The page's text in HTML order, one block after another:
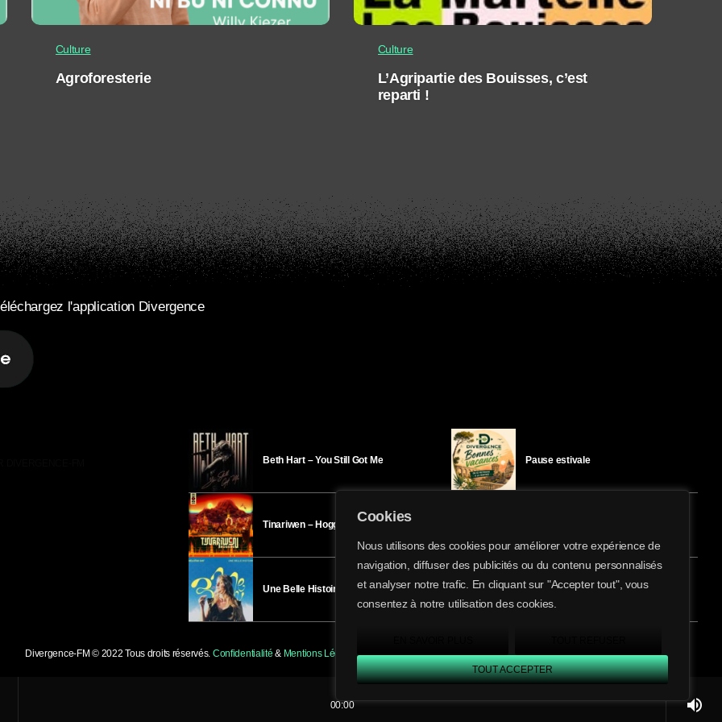
Cookies
Nous utilisons des cookies pour améliorer votre expérience de
navigation, diffuser des publicités ou du contenu personnalisés
et analyser notre trafic. En cliquant sur "Accepter tout", vous
consentez à notre utilisation des cookies.
TOUT ACCEPTER
00:00 volume_up
share
email
Culture
Agroforesterie
Culture
L’Agripartie des Bouisses, c’est
reparti !
l'application Divergence
Beth Hart – You Still Got Me
Tinariwen – Hoggar
Une Belle Histoire – Héloïse Bay
Pause estivale
Ici l’Ombre – mardi 28 juillet
Divergence-FM © 2022 Tous droits réservés. Confidentialité & Mentions Légales.